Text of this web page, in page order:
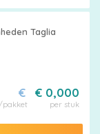
Taglia
€ 0,000
per stuk
€
/pakket